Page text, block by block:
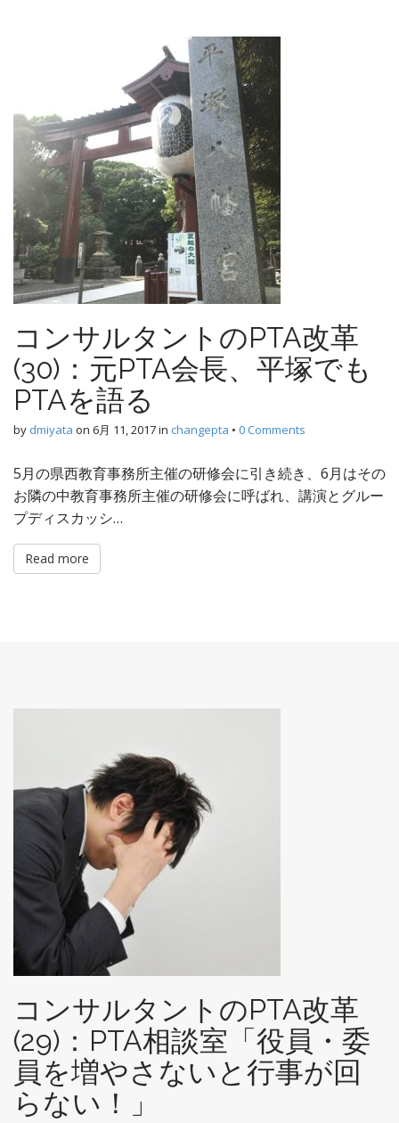
コンサルタントのPTA改革
(30)：元PTA会長、平塚でも
PTAを語る
by dmiyata on 6月 11, 2017in changepta • 0 Comments
5月の県西教育事務所主催の研修会に引き続き、6月はその
お隣の中教育事務所主催の研修会に呼ばれ、講演とグルー
プディスカッシ…
Read more
コンサルタントのPTA改革
(29)：PTA相談室「役員・委
員を増やさないと行事が回
らない！」